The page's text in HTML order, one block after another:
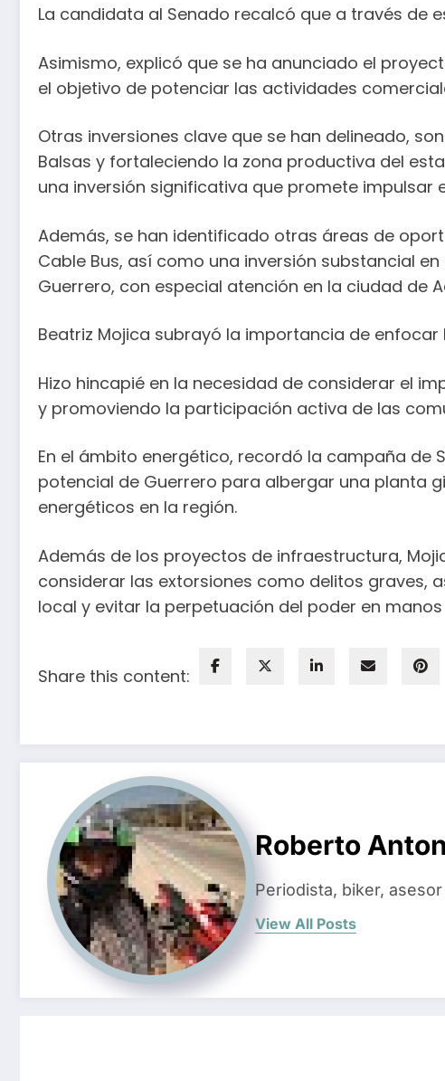
La candidata al Senado recalcó que a través de
Asimismo, explicó que se ha anunciado el
el objetivo de potenciar las actividades
Otras inversiones clave que se han delineado,
Balsas y fortaleciendo la zona productiva del
una inversión significativa que promete
Además, se han identificado otras áreas de
Cable Bus, así como una inversión substancial
Guerrero, con especial atención en la ciudad de
Beatriz Mojica subrayó la importancia de
Hizo hincapié en la necesidad de considerar el
y promoviendo la participación activa de las
En el ámbito energético, recordó la campaña de
potencial de Guerrero para albergar una planta
energéticos en la región.
Además de los proyectos de infraestructura,
considerar las extorsiones como delitos graves,
local y evitar la perpetuación del poder en
Share this content:
Roberto
Periodista, biker,
View All Posts